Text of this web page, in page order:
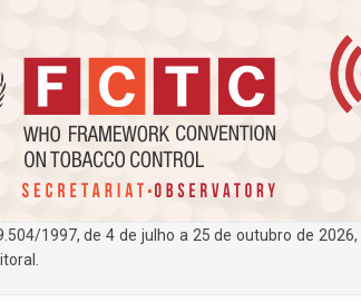
1997, de 4 de julho a 25 de outubro de